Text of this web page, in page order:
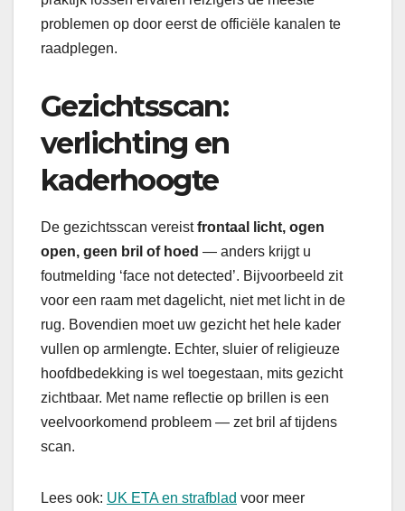
problemen op door eerst de officiële kanalen te
raadplegen.
Gezichtsscan:
verlichting en
kaderhoogte
De gezichtsscan vereistfrontaal licht, ogen
open, geen bril of hoed — anders krijgt u
foutmelding ‘face not detected’. Bijvoorbeeld zit
voor een raam met dagelicht, niet met licht in de
rug. Bovendien moet uw gezicht het hele kader
vullen op armlengte. Echter, sluier of religieuze
hoofdbedekking is wel toegestaan, mits gezicht
zichtbaar. Met name reflectie op brillen is een
veelvoorkomend probleem — zet bril af tijdens
scan.
Lees ook: UK ETA en strafblad voor meer